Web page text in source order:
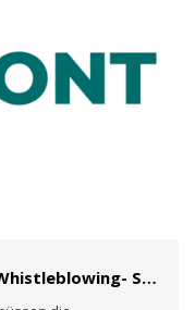
Organisation Ein Käuferleitfaden